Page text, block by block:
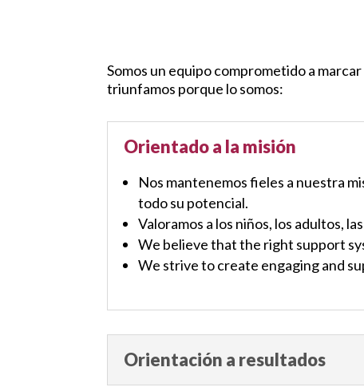
Somos un equipo comprometido a
triunfamos porque lo somos:
Orientado a la misión
Nos mantenemos fieles a nuestra
todo su potencial.
Valoramos a los niños, los adultos,
We believe that the right support
We strive to create engaging and
Orientación a resultados